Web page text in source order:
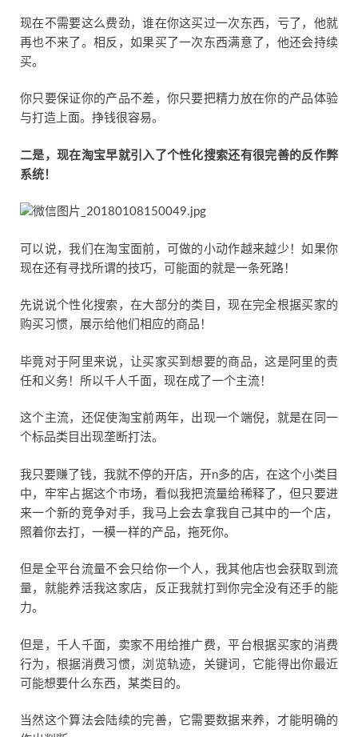
现在不需要这么费劲，谁在你这买过一次东西，亏了，他就
再也不来了。相反，如果买了一次东西满意了，他还会持续
买。
你只要保证你的产品不差，你只要把精力放在你的产品体验
与打造上面。挣钱很容易。
二是，现在淘宝早就引入了个性化搜索还有很完善的反作弊
系统！
可以说，我们在淘宝面前，可做的小动作越来越少！如果你
现在还有寻找所谓的技巧，可能面的就是一条死路！
先说说个性化搜索，在大部分的类目，现在完全根据买家的
购买习惯，展示给他们相应的商品！
毕竟对于阿里来说，让买家买到想要的商品，这是阿里的责
任和义务！所以千人千面，现在成了一个主流！
这个主流，还促使淘宝前两年，出现一个端倪，就是在同一
个标品类目出现垄断打法。
我只要赚了钱，我就不停的开店，开n多的店，在这个小类目
中，牢牢占据这个市场，看似我把流量给稀释了，但只要进
来一个新的竞争对手，我马上会去拿我自己其中的一个店，
照着你去打，一模一样的产品，拖死你。
但是全平台流量不会只给你一个人，我其他店也会获取到流
量，就能养活我这家店，反正我就打到你完全没有还手的能
力。
但是，千人千面，卖家不用给推广费，平台根据买家的消费
行为，根据消费习惯，浏览轨迹，关键词，它能得出你最近
可能想要什么东西，某类目的。
当然这个算法会陆续的完善，它需要数据来养，才能明确的